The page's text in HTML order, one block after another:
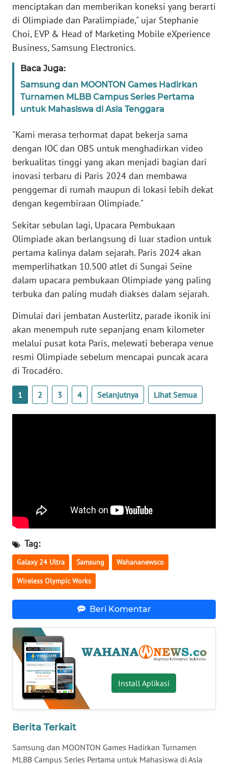
menciptakan dan memberikan koneksi yang berarti
di Olimpiade dan Paralimpiade," ujar Stephanie
Choi, EVP & Head of Marketing Mobile eXperience
Business, Samsung Electronics.
Baca Juga:
Samsung dan MOONTON Games Hadirkan
Turnamen MLBB Campus Series Pertama
untuk Mahasiswa di Asia Tenggara
"Kami merasa terhormat dapat bekerja sama
dengan IOC dan OBS untuk menghadirkan video
berkualitas tinggi yang akan menjadi bagian dari
inovasi terbaru di Paris 2024 dan membawa
penggemar di rumah maupun di lokasi lebih dekat
dengan kegembiraan Olimpiade."
Sekitar sebulan lagi, Upacara Pembukaan
Olimpiade akan berlangsung di luar stadion untuk
pertama kalinya dalam sejarah. Paris 2024 akan
memperlihatkan 10.500 atlet di Sungai Seine
dalam upacara pembukaan Olimpiade yang paling
terbuka dan paling mudah diakses dalam sejarah.
Dimulai dari jembatan Austerlitz, parade ikonik ini
akan menempuh rute sepanjang enam kilometer
melalui pusat kota Paris, melewati beberapa venue
resmi Olimpiade sebelum mencapai puncak acara
di Trocadéro.
1 2 3 4 Selanjutnya Lihat Semua
Tag:
Galaxy 24 Ultra Samsung Wahananewsco
Wireless Olympic Works
Beri Komentar
Install Aplikasi
Berita Terkait
Samsung dan MOONTON Games Hadirkan Turnamen
MLBB Campus Series Pertama untuk Mahasiswa di Asia
WN
JAKARTA
WN
WN
BANTEN
NTT
WN
KEPRI
WN
WN
PAPUA
RIAU
SERAMBI
WN
JAMBI
WN
WN
SULBAR
WN
BABEL
WN
SUMBAR
WN
SUMSEL
WN
BENGKULU
WN
LAMPUNG
JATENG